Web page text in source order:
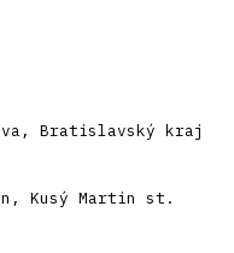
Bratislavský kraj
Kusý Martin st.